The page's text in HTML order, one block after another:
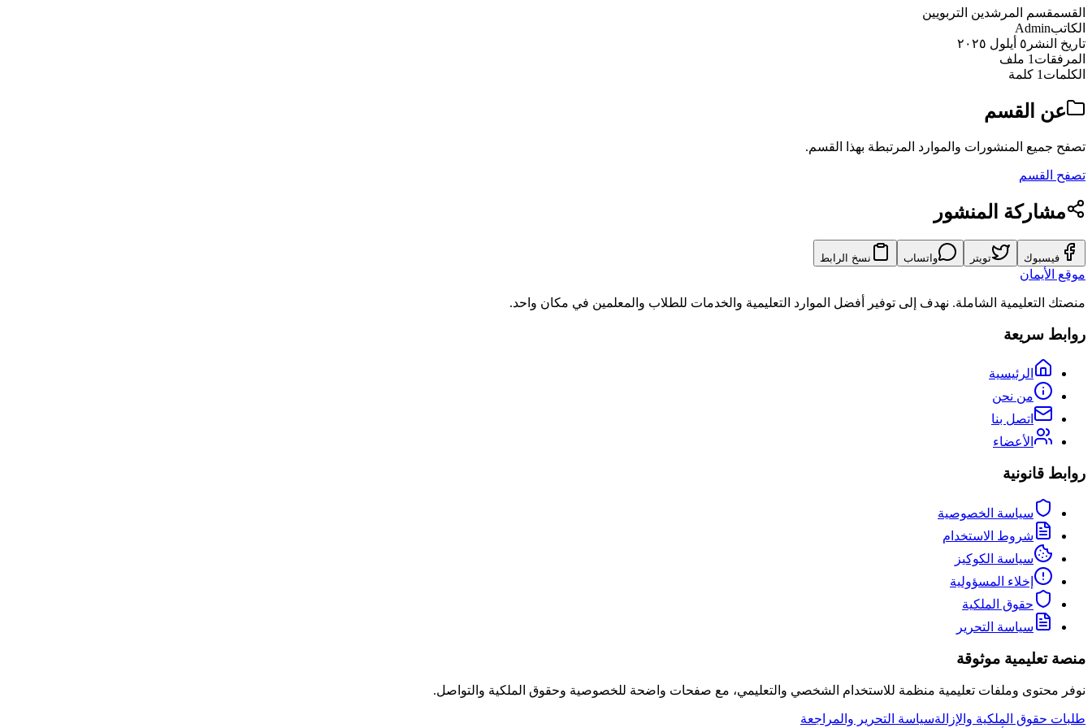
القسمقسم المرشدين التربويين
الكاتبAdmin
تاريخ النشر ٥ أيلول ٢٠٢٥
المرفقات 1 ملف
الكلمات 1 كلمة
عن القسم
تصفح جميع المنشورات والموارد المرتبطة بهذا القسم.
تصفح القسم
مشاركة المنشور
فيسبوك تويتر واتساب نسخ الرابط
موقع الأيمان
منصتك التعليمية الشاملة. نهدف إلى توفير أفضل الموارد التعليمية والخدمات للطلاب والمعلمين في مكان واحد.
روابط سريعة
الرئيسية
من نحن
اتصل بنا
الأعضاء
روابط قانونية
سياسة الخصوصية
شروط الاستخدام
سياسة الكوكيز
إخلاء المسؤولية
حقوق الملكية
سياسة التحرير
منصة تعليمية موثوقة
نوفر محتوى وملفات تعليمية منظمة للاستخدام الشخصي والتعليمي، مع صفحات واضحة للخصوصية وحقوق الملكية والتواصل.
طلبات حقوق الملكية والإزالةسياسة التحرير والمراجعة